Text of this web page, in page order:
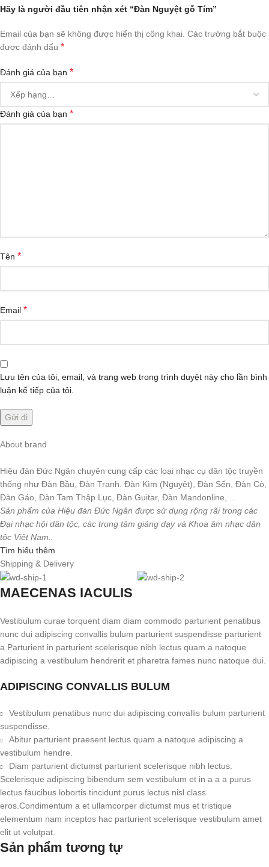
Hãy là người đầu tiên nhận xét “Đàn Nguyệt gỗ Tím”
Email của bạn sẽ không được hiển thị công khai. Các trường bắt buộc
được đánh dấu *
Đánh giá của bạn *
Đánh giá của bạn *
Tên *
Email *
Lưu tên của tôi, email, và trang web trong trình duyệt này cho lần bình
luận kế tiếp của tôi.
About brand
Hiệu đàn Đức Ngân chuyên cung cấp các loại nhạc cụ dân tộc truyền
thống như Đàn Bầu, Đàn Tranh. Đàn Kìm (Nguyệt), Đàn Sến, Đàn Cò,
Đàn Gáo, Đàn Tam Thập Lục, Đàn Guitar, Đàn Mandonline, ...
Sản phẩm của Hiệu đàn Đức Ngân được sử dụng rộng rãi trong các
Đại nhạc hội dân tộc, các trung tâm giảng dạy và Khoa âm nhạc dân
tộc Việt Nam..
Tìm hiểu thêm
Shipping & Delivery
MAECENAS IACULIS
Vestibulum curae torquent diam diam commodo parturient penatibus
nunc dui adipiscing convallis bulum parturient suspendisse parturient
a.Parturient in parturient scelerisque nibh lectus quam a natoque
adipiscing a vestibulum hendrerit et pharetra fames nunc natoque dui.
ADIPISCING CONVALLIS BULUM
Vestibulum penatibus nunc dui adipiscing convallis bulum parturient
suspendisse.
Abitur parturient praesent lectus quam a natoque adipiscing a
vestibulum hendre.
Diam parturient dictumst parturient scelerisque nibh lectus.
Scelerisque adipiscing bibendum sem vestibulum et in a a a purus
lectus faucibus lobortis tincidunt purus lectus nisl class
eros.Condimentum a et ullamcorper dictumst mus et tristique
elementum nam inceptos hac parturient scelerisque vestibulum amet
elit ut volutpat.
Sản phẩm tương tự